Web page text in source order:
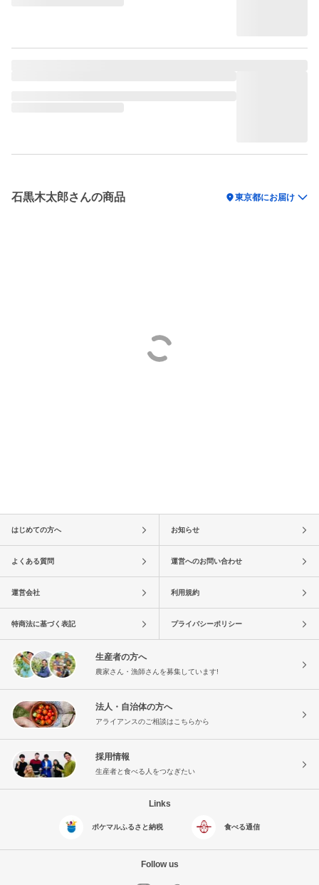
石黒木太郎さんの商品 location_on東京都にお届け
はじめての方へ お知らせ
よくある質問 運営へのお問い合わせ
運営会社 利用規約
特商法に基づく表記 プライバシーポリシー
生産者の方へ
農家さん・漁師さんを募集しています!
法人・自治体の方へ
アライアンスのご相談はこちらから
採用情報
生産者と食べる人をつなぎたい
Links
ポケマルふるさと納税 食べる通信
Follow us